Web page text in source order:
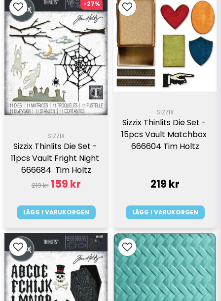
SIZZIX
Sizzix Thinlits Die Set -
11pcs Vault Fright Night
666684  Tim Holtz
219 kr 159 kr
LÄGG I VARUKORGEN
-27%
SIZZIX
Sizzix Thinlits Die Set -
15pcs Vault Matchbox
666604 Tim Holtz
219 kr
LÄGG I VARUKORGEN